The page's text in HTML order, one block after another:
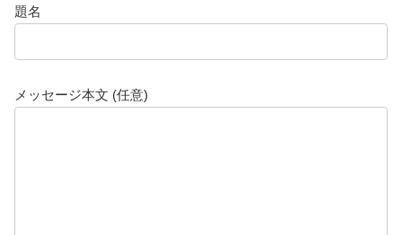
題名
メッセージ本文 (任意)